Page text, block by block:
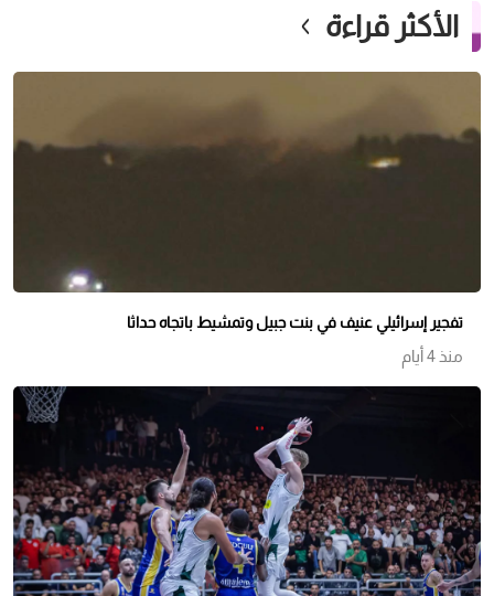
الأكثر قراءة
تفجير إسرائيلي عنيف في بنت جبيل وتمشيط باتجاه حداثا
منذ 4 أيام